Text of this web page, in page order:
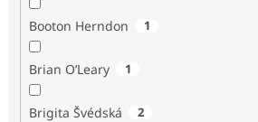
Booton Herndon 1
Brian O’Leary 1
Brigita Švédská 2